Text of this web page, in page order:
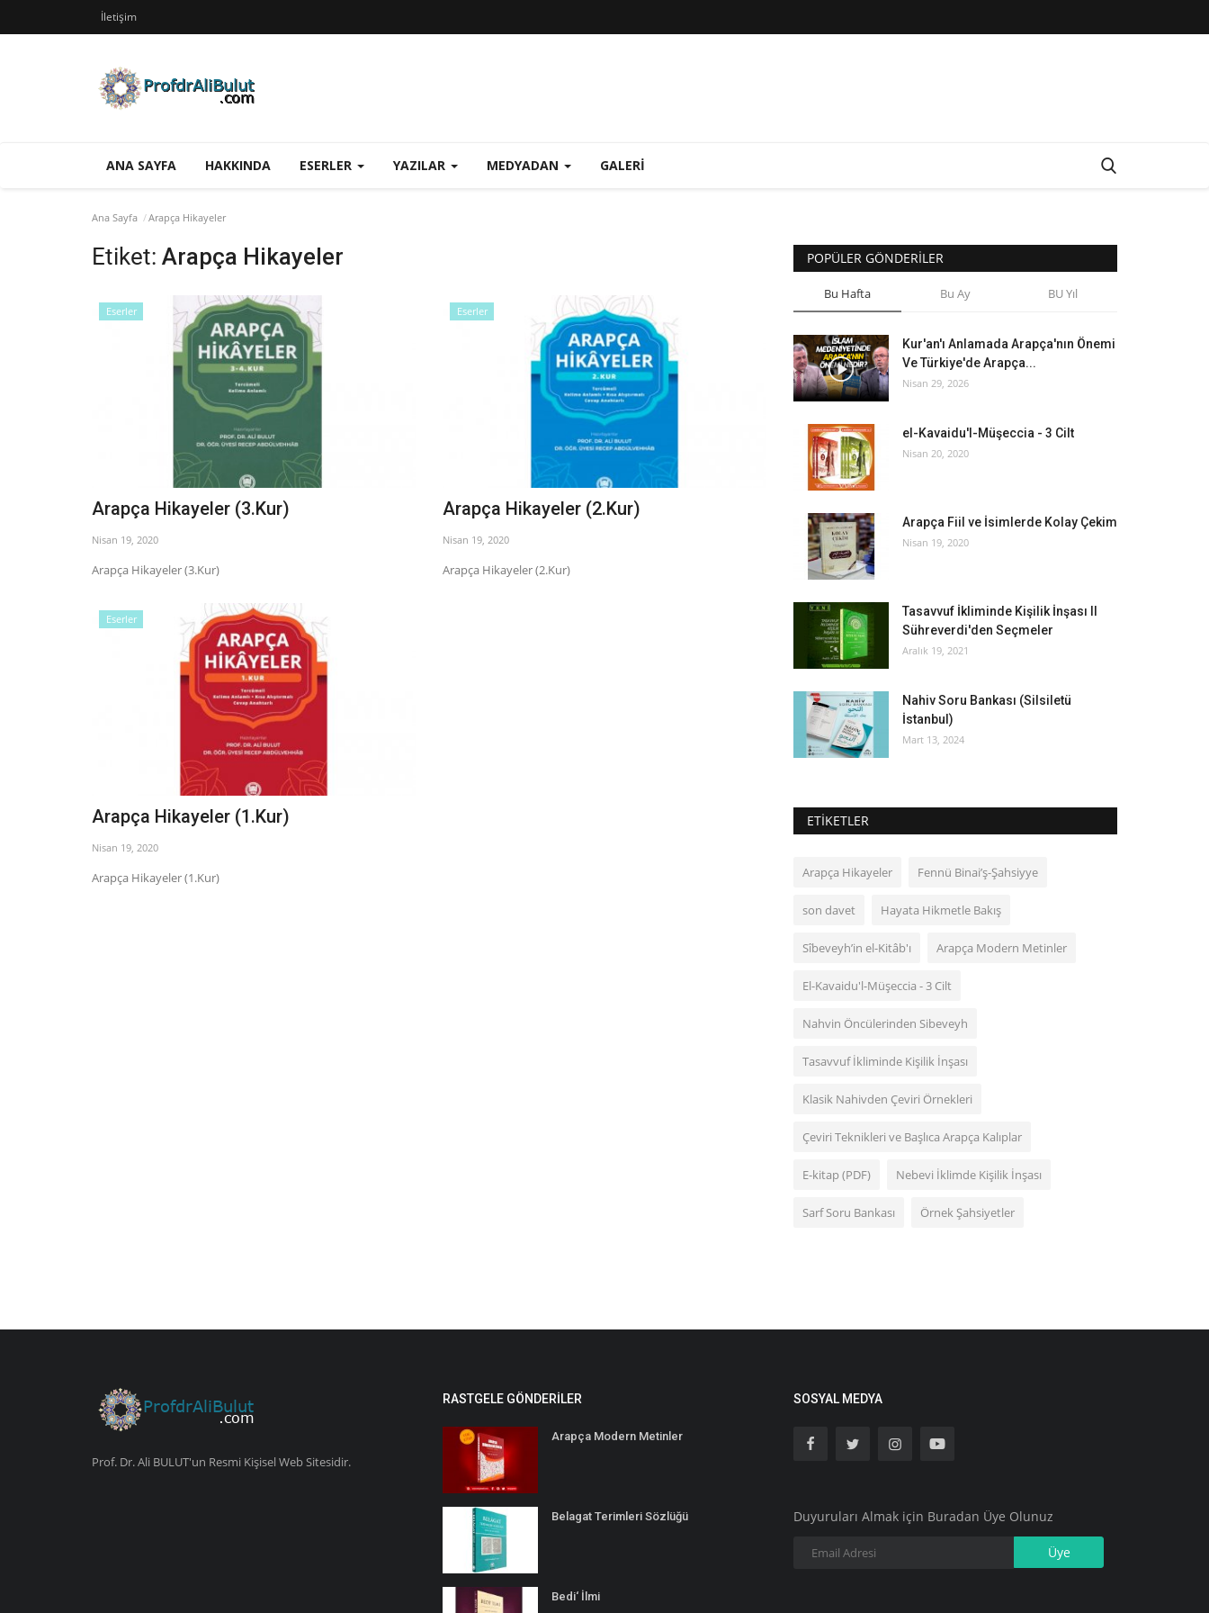
İletişim
ANA SAYFA HAKKINDA ESERLER YAZILAR MEDYADAN GALERI
Ana Sayfa Arapça Hikayeler
Etiket: Arapça Hikayeler
Eserler
Arapça Hikayeler (3.Kur)
Nisan 19, 2020
Arapça Hikayeler (3.Kur)
Eserler
Arapça Hikayeler (2.Kur)
Nisan 19, 2020
Arapça Hikayeler (2.Kur)
Eserler
Arapça Hikayeler (1.Kur)
Nisan 19, 2020
Arapça Hikayeler (1.Kur)
POPÜLER GÖNDERILER
Bu Hafta Bu Ay BU Yıl
Kur'an'ı Anlamada Arapça'nın Önemi
Ve Türkiye'de Arapça...
Nisan 29, 2026
el-Kavaidu'l-Müşeccia - 3 Cilt
Nisan 20, 2020
Arapça Fiil ve İsimlerde Kolay Çekim
Nisan 19, 2020
Tasavvuf İkliminde Kişilik İnşası II
Sühreverdi'den Seçmeler
Aralık 19, 2021
Nahiv Soru Bankası (Silsiletü
İstanbul)
Mart 13, 2024
ETIKETLER
Arapça Hikayeler Fennü Binai’ş-Şahsiyye
son davet Hayata Hikmetle Bakış
Sîbeveyh’in el-Kitâb'ı Arapça Modern Metinler
El-Kavaidu'l-Müşeccia - 3 Cilt
Nahvin Öncülerinden Sibeveyh
Tasavvuf İkliminde Kişilik İnşası
Klasik Nahivden Çeviri Örnekleri
Çeviri Teknikleri ve Başlıca Arapça Kalıplar
E-kitap (PDF) Nebevi İklimde Kişilik İnşası
Sarf Soru Bankası Örnek Şahsiyetler
Prof. Dr. Ali BULUT'un Resmi Kişisel Web Sitesidir.
RASTGELE GÖNDERILER
Arapça Modern Metinler
Belagat Terimleri Sözlüğü
Bedi‘ İlmi
SOSYAL MEDYA
Duyuruları Almak için Buradan Üye Olunuz
Üye